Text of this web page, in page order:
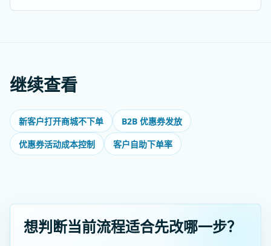
继续查看
新客户打开商城不下单
B2B 优惠券发放
优惠券活动成本控制
客户自助下单率
想判断当前流程适合先改哪一步？